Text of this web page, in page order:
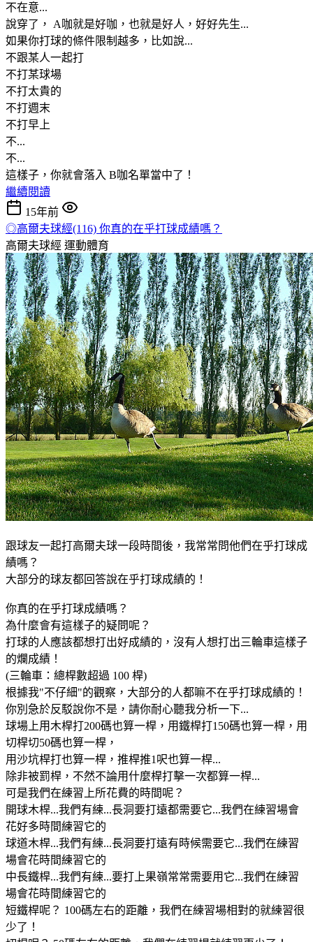
不在意...
說穿了， A咖就是好咖，也就是好人，好好先生...
如果你打球的條件限制越多，比如說...
不跟某人一起打
不打某球場
不打太貴的
不打週末
不打早上
不...
不...
這樣子，你就會落入 B咖名單當中了！
繼續閱讀
15年前
◎高爾夫球經(116) 你真的在乎打球成績嗎？
高爾夫球經 運動體育
跟球友一起打高爾夫球一段時間後，我常常問他們在乎打球成
績嗎？
大部分的球友都回答說在乎打球成績的！
你真的在乎打球成績嗎？
為什麼會有這樣子的疑問呢？
打球的人應該都想打出好成績的，沒有人想打出三輪車這樣子
的爛成績！
(三輪車：總桿數超過 100 桿)
根據我"不仔細"的觀察，大部分的人都嘛不在乎打球成績的！
你別急於反駁說你不是，請你耐心聽我分析一下...
球場上用木桿打200碼也算一桿，用鐵桿打150碼也算一桿，用
切桿切50碼也算一桿，
用沙坑桿打也算一桿，推桿推1呎也算一桿...
除非被罰桿，不然不論用什麼桿打擊一次都算一桿...
可是我們在練習上所花費的時間呢？
開球木桿...我們有練...長洞要打遠都需要它...我們在練習場會
花好多時間練習它的
球道木桿...我們有練...長洞要打遠有時候需要它...我們在練習
場會花時間練習它的
中長鐵桿...我們有練...要打上果嶺常常需要用它...我們在練習
場會花時間練習它的
短鐵桿呢？ 100碼左右的距離，我們在練習場相對的就練習很
少了！